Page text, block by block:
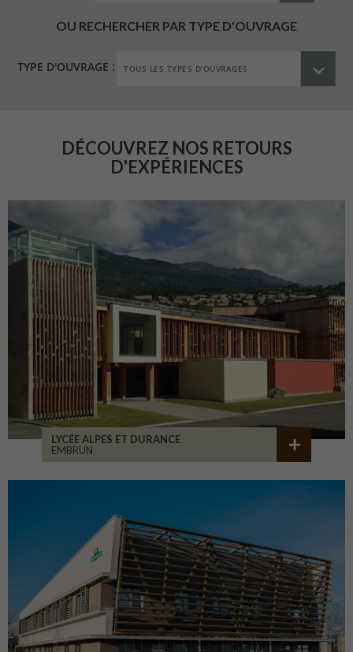
OU RECHERCHER PAR TYPE D'OUVRAGE
TYPE D'OUVRAGE :
DÉCOUVREZ NOS RETOURS
D'EXPÉRIENCES
LYCÉE ALPES ET DURANCE
EMBRUN